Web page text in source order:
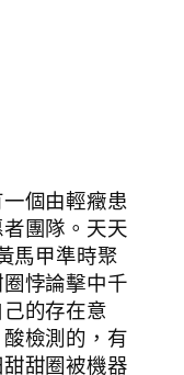
個由輕癥患
團隊。天天
馬甲準時聚
悖論擊中千
的存在意
檢測的，有
甜圈被機器